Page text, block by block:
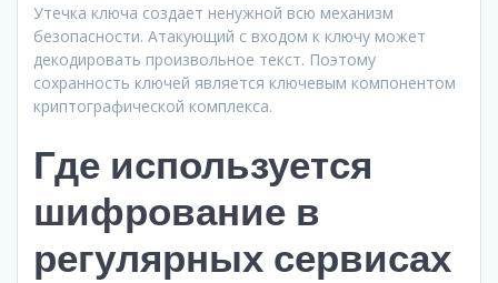
Утечка ключа создает ненужной всю механизм
безопасности. Атакующий с входом к ключу может
декодировать произвольное текст. Поэтому
сохранность ключей является ключевым компонентом
криптографической комплекса.
Где используется
шифрование в
регулярных сервисах